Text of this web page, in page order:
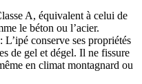
A, équivalent à celui de
le béton ou l’acier.
conserve ses propriétés
de gel et dégel. Il ne fissure
en climat montagnard ou